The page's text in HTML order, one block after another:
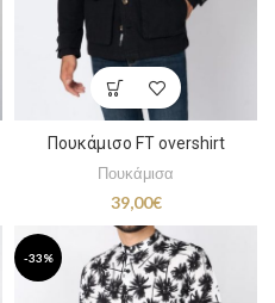
Πουκάμισο FT overshirt
Πουκάμισα
39,00€
-33%